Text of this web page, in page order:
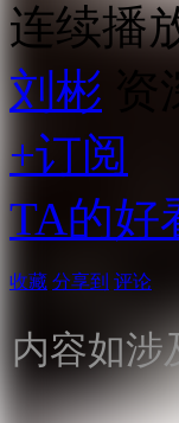
连续播
刘彬
+订阅
TA的好
收藏 分享到 评论
内容如涉